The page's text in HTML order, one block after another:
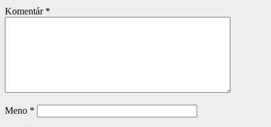
Komentár *
Meno *